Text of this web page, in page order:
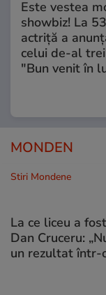
Este vestea
showbiz! La
actriță a
celui de-al
"Bun venit în
MONDEN
Stiri Mondene
La ce liceu a
Dan Cruceru:
un rezultat într-